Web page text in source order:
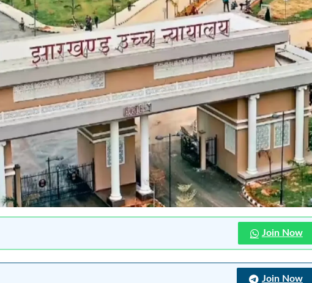
Join Now
Join Now